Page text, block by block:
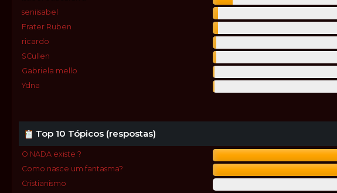
seniisabel
Frater Ruben
ricardo
SCullen
Gabriela mello
Ydna
Top 10 Tópicos (respostas)
O NADA existe ?
Como nasce um fantasma?
Cristianismo